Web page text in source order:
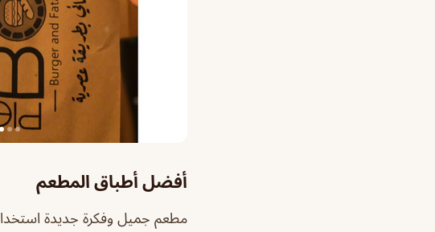
أفضل أطباق المطعم
مطعم جميل وفكرة جديدة